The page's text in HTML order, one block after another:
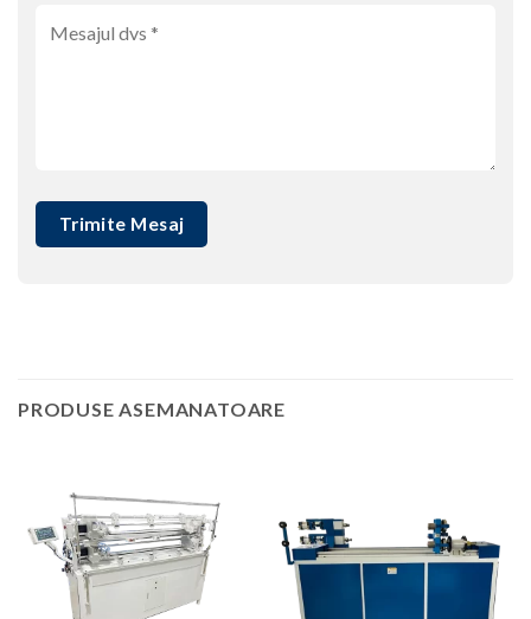
PRODUSE ASEMANATOARE